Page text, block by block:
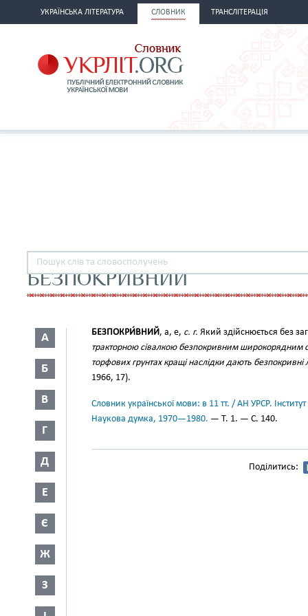
УКРАЇНСЬКА ЛІТЕРАТУРА СЛОВНИК ТРАНСЛІТЕРАЦІЯ
БЕЗПОКРИВНИЙ
А
Б
В
Г
Д
Е
Є
Ж
З
БЕЗПОКРИ́ВНИЙ, а, е, с. г. Який здійснюється без
тракторною сівалкою безпокривним широкорядним
торфових грунтах кращі наслідки дають безпокривні
1966, 17).
Словник української мови: в 11 тт. / АН УРСР.
Наукова думка, 1970—1980. — Т. 1. — С. 140.
Поділитись: